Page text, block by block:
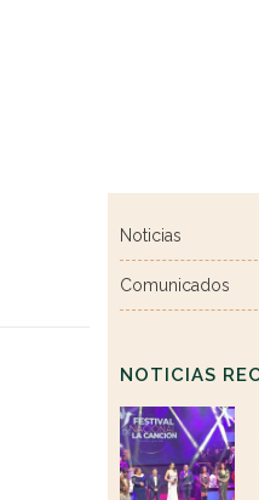
Noticias
Comunicados
NOTICIAS